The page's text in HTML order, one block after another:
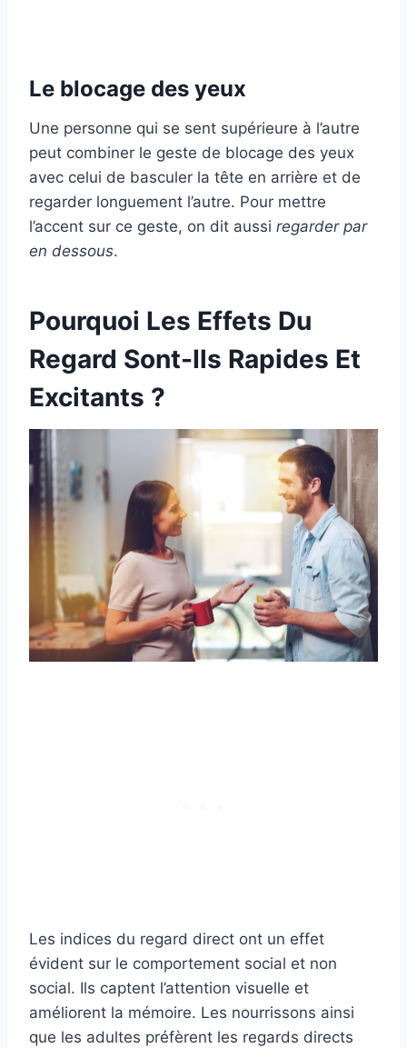
Le blocage des yeux
Une personne qui se sent supérieure à l’autre
peut combiner le geste de blocage des yeux
avec celui de basculer la tête en arrière et de
regarder longuement l’autre. Pour mettre
l’accent sur ce geste, on dit aussi regarder par
en dessous.
Pourquoi Les Effets Du
Regard Sont-Ils Rapides Et
Excitants ?
Les indices du regard direct ont un effet
évident sur le comportement social et non
social. Ils captent l’attention visuelle et
améliorent la mémoire. Les nourrissons ainsi
que les adultes préfèrent les regards directs